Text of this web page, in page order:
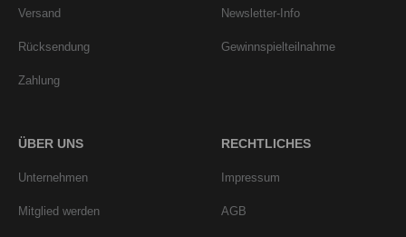
Versand
Rücksendung
Zahlung
Newsletter-Info
Gewinnspielteilnahme
ÜBER UNS
Unternehmen
Mitglied werden
RECHTLICHES
Impressum
AGB